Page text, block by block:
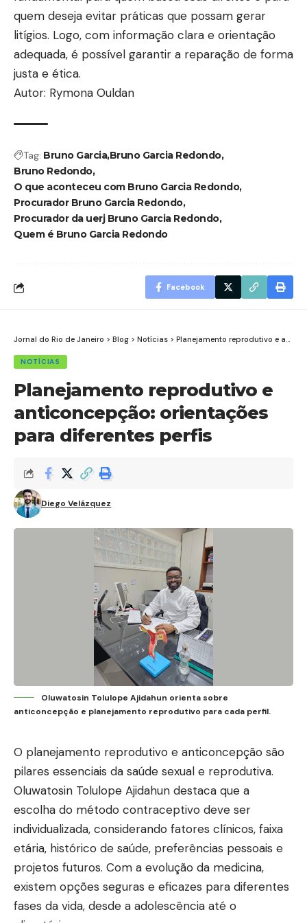
quem deseja evitar práticas que possam gerar
litígios. Logo, com informação clara e orientação
adequada, é possível garantir a reparação de forma
justa e ética.
Autor: Rymona Ouldan
Tag: Bruno GarciaBruno Garcia Redondo
Bruno Redondo
O que aconteceu com Bruno Garcia Redondo
Procurador Bruno Garcia Redondo
Procurador da uerj Bruno Garcia Redondo
Quem é Bruno Garcia Redondo
Facebook
Jornal do Rio de Janeiro > Blog > Notícias > Planejamento reprodutivo e anticoncepção: orientações para diferentes perfis
NOTÍCIAS
Planejamento reprodutivo e
anticoncepção: orientações
para diferentes perfis
Diego Velázquez
Oluwatosin Tolulope Ajidahun orienta sobre
anticoncepção e planejamento reprodutivo para cada perfil.
O planejamento reprodutivo e anticoncepção são
pilares essenciais da saúde sexual e reprodutiva.
Oluwatosin Tolulope Ajidahun destaca que a
escolha do método contraceptivo deve ser
individualizada, considerando fatores clínicos, faixa
etária, histórico de saúde, preferências pessoais e
projetos futuros. Com a evolução da medicina,
existem opções seguras e eficazes para diferentes
fases da vida, desde a adolescência até o